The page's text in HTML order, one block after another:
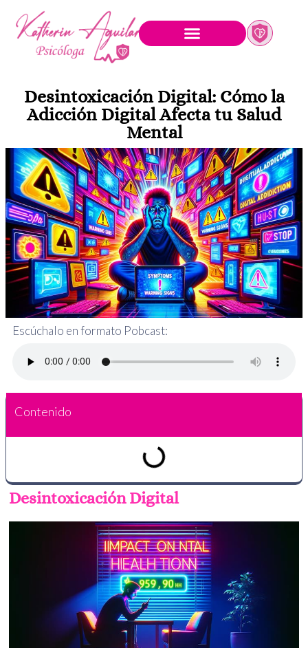
Desintoxicación Digital: Cómo la
Adicción Digital Afecta tu Salud
Mental
Escúchalo en formato Pobcast:
Contenido
Desintoxicación Digital